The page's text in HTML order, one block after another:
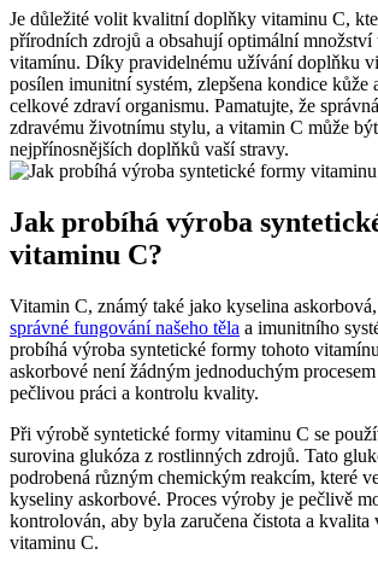
Je důležité volit kvalitní doplňky vitaminu C,
přírodních zdrojů a obsahují optimální množství
vitamínu. Díky pravidelnému užívání doplňku
posílen imunitní systém, zlepšena kondice kůže
celkové zdraví organismu. Pamatujte, že
zdravému životnímu stylu, a vitamin C může
nejpřínosnějších doplňků vaší stravy.
Jak probíhá výroba
vitaminu C?
Vitamin C, známý také jako kyselina askorbová,
správné fungování našeho těla a imunitního
probíhá výroba syntetické formy tohoto
askorbové není žádným jednoduchým
pečlivou práci a kontrolu kvality.
Při výrobě syntetické formy vitaminu C se
surovina glukóza z rostlinných zdrojů. Tato
podrobená různým chemickým reakcím, které
kyseliny askorbové. Proces výroby je pečlivě
kontrolován, aby byla zaručena čistota a kvalita
vitaminu C.